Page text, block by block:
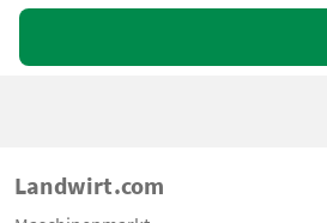
Landwirt.com